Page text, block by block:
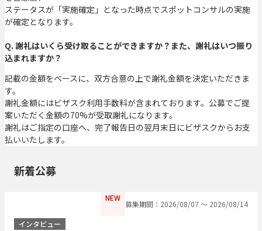
ステータスが「実施確定」となった時点でスポットコンサルの実施
が確定となります。
Q. 謝礼はいくら受け取ることができますか？また、謝礼はいつ振り
込まれますか？
記載の金額をベースに、双方合意の上で謝礼金額を決定いただきま
す。
謝礼金額にはビザスク利用手数料が含まれております。公募でご提
案いただく金額の70%が受取謝礼になります。
謝礼はご指定の口座へ、完了報告日の翌月末日にビザスクからお支
払いいたします。
新着公募
NEW
募集期間：2026/08/07 〜 2026/08/14
インタビュー